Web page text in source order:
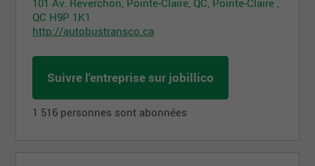
101 Av. Reverchon, Pointe-Claire, QC, Pointe-Claire ,
QC H9P 1K1
http://autobustransco.ca
Suivre l'entreprise sur jobillico
1 516 personnes sont abonnées